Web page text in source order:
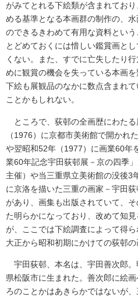
がみてとれる下絵類が含まれてお
める基準となる本画群の制作の、
のできるきわめて有用な資料とい
とどめておくには惜しい鑑賞画と
くない。また、すでに亡失したり
めに観賞の機会を失っている本画
下絵も展観品のなかに数点含まれ
ことかもしれない。
ところで、荻邨の全画歴にわた
（1976）に京都市美術館で開かれ
や翌昭和52年（1977）に画業60年
業60年記念宇田荻邨展－京の四季
主催）や当三重県立美術館の没後3
に京洛を描いた三重の画家－宇田
があり、画集も出版されていて、
た明らかになっており、改めて知
が、ここでは下絵調査によって得ら
大正から昭和初期にかけての荻邨
宇田荻邨、本名は、宇田善次郎
県松阪市に生まれた。善次郎に絵
ろのことかはあきらかではないが